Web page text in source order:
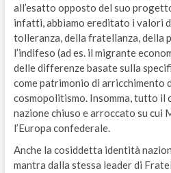
all’esatto opposto del suo
infatti, abbiamo ereditato i valori
tolleranza, della fratellanza, della
l’indifeso (ad es. il migrante
delle differenze basate sulla
come patrimonio di arricchimento
cosmopolitismo. Insomma, tutto
nazione chiuso e arroccato su cui
l’Europa confederale.
Anche la cosiddetta identità
mantra dalla stessa leader di